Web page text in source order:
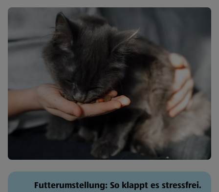
Futterumstellung: So klappt es stressfrei.